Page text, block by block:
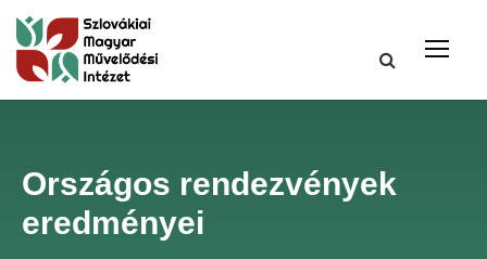
Országos rendezvények
eredményei